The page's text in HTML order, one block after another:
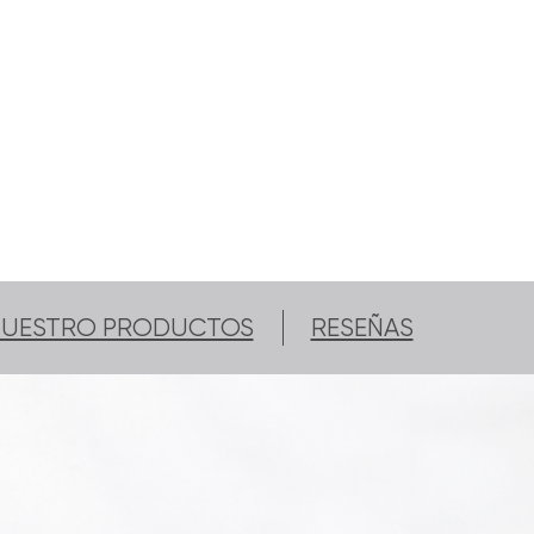
PRODUCTOS RESEÑAS